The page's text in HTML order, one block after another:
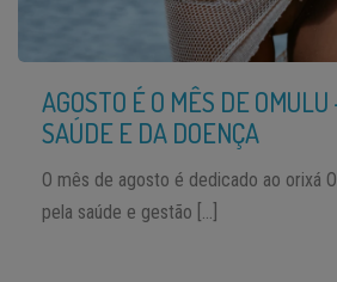
AGOSTO É O MÊS DE
SAÚDE E DA DOENÇA
O mês de agosto é dedicado ao orixá
pela saúde e gestão […]